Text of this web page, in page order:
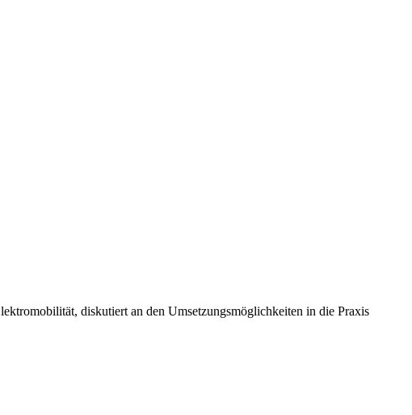
diskutiert an den Umsetzungsmöglichkeiten in die Praxis